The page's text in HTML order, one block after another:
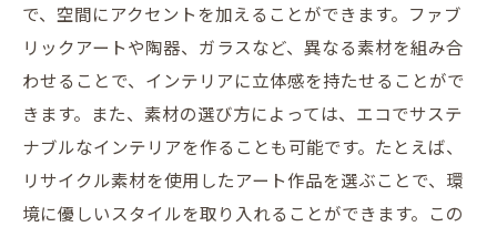
で、空間にアクセントを加えることができます。ファブ
リックアートや陶器、ガラスなど、異なる素材を組み合
わせることで、インテリアに立体感を持たせることがで
きます。また、素材の選び方によっては、エコでサステ
ナブルなインテリアを作ることも可能です。たとえば、
リサイクル素材を使用したアート作品を選ぶことで、環
境に優しいスタイルを取り入れることができます。この